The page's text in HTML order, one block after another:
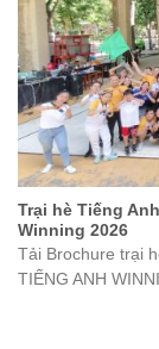
Trại hè Tiếng
Winning 2026
Tải Brochure trại
TIẾNG ANH